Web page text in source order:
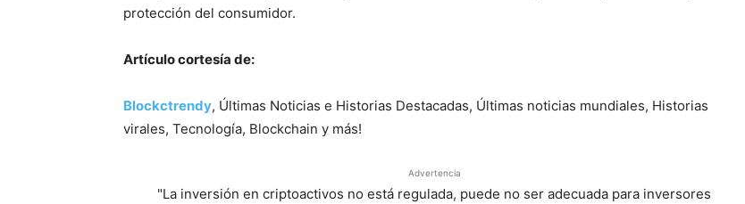
protección del consumidor.
Artículo cortesía de:
Blockctrendy, Últimas Noticias e Historias Destacadas, Últimas noticias mundiales, Historias
virales, Tecnología, Blockchain y más!
Advertencia
"La inversión en criptoactivos no está regulada, puede no ser adecuada para inversores